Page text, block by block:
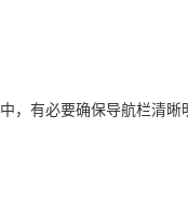
，有必要确保导航栏清晰